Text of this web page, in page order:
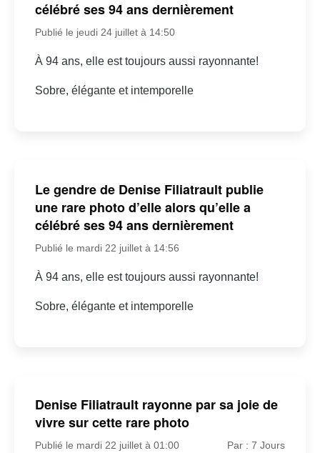
célébré ses 94 ans dernièrement
Publié le jeudi 24 juillet à 14:50
À 94 ans, elle est toujours aussi rayonnante!
Sobre, élégante et intemporelle
Le gendre de Denise Filiatrault publie
une rare photo d’elle alors qu’elle a
célébré ses 94 ans dernièrement
Publié le mardi 22 juillet à 14:56
À 94 ans, elle est toujours aussi rayonnante!
Sobre, élégante et intemporelle
Denise Filiatrault rayonne par sa joie de
vivre sur cette rare photo
Publié le mardi 22 juillet à 01:00 Par : 7 Jours